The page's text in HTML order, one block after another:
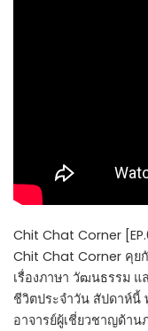
Chit Chat Corner
Chit Chat Corner คุย
เรื่องภาษา วัฒนธรรม แ
ชีวิตประจำวัน สัปดาห์นี้
อาจารย์ผู้เชี่ยวชาญด้า